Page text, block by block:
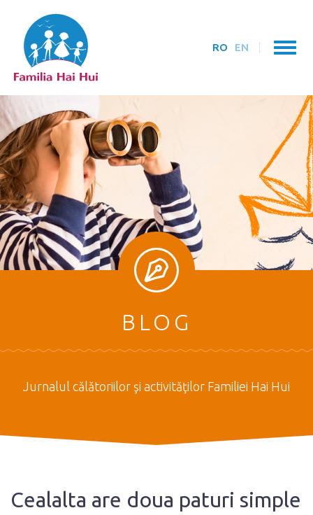
RO EN
BLOG
Jurnalul călătoriilor şi activităţilor Familiei Hai Hui
Cealalta are doua paturi simple